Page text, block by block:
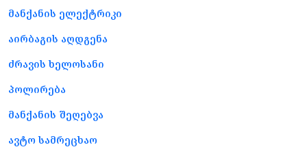
მანქანის ელექტრიკი
აირბაგის აღდგენა
ძრავის ხელოსანი
პოლირება
მანქანის შეღებვა
ავტო სამრეცხაო